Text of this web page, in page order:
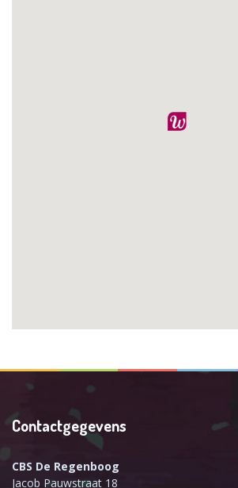
Contactgegevens
CBS De Regenboog
Jacob Pauwstraat 18